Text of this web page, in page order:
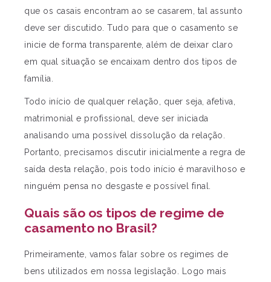
que os casais encontram ao se casarem, tal assunto
deve ser discutido. Tudo para que o casamento se
inicie de forma transparente, além de deixar claro
em qual situação se encaixam dentro dos tipos de
família.
Todo início de qualquer relação, quer seja, afetiva,
matrimonial e profissional, deve ser iniciada
analisando uma possível dissolução da relação.
Portanto, precisamos discutir inicialmente a regra de
saída desta relação, pois todo início é maravilhoso e
ninguém pensa no desgaste e possível final.
Quais são os tipos de regime de
casamento no Brasil?
Primeiramente, vamos falar sobre os regimes de
bens utilizados em nossa legislação. Logo mais